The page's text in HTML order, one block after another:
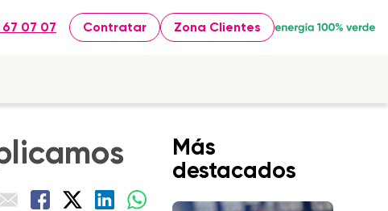
07 07 Contratar Zona Clientes
Más
destacados